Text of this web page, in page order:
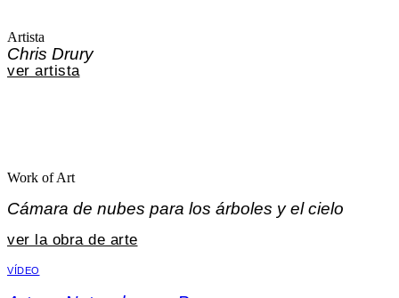
Artista
Chris Drury
ver artista
Work of Art
Cámara de nubes para los árboles y el cielo
ver la obra de arte
VÍDEO